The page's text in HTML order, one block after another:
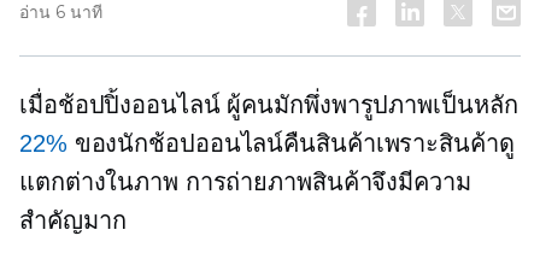
อ่าน 6 นาที
เมื่อช้อปปิ้งออนไลน์ ผู้คนมักพึ่งพารูปภาพเป็นหลัก
22% ของนักช้อปออนไลน์คืนสินค้าเพราะสินค้าดู
แตกต่างในภาพ การถ่ายภาพสินค้าจึงมีความ
สำคัญมาก